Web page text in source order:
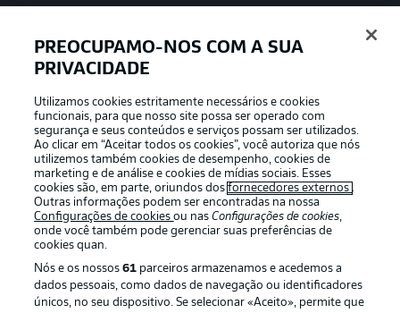
APLICATIVO DA BUNDESLIGA
Oferecido por
PREOCUPAMO-NOS COM A SUA
PRIVACIDADE
Utilizamos cookies estritamente necessários e cookies
funcionais, para que nosso site possa ser operado com
segurança e seus conteúdos e serviços possam ser utilizados.
Ao clicar em “Aceitar todos os cookies”, você autoriza que nós
utilizemos também cookies de desempenho, cookies de
marketing e de análise e cookies de mídias sociais. Esses
cookies são, em parte, oriundos dosfornecedores externos .
Outras informações podem ser encontradas na nossa
Configurações de cookiesou nasConfigurações de cookies,
onde você também pode gerenciar suas preferências de
cookies quan.
Nós e os nossos61 parceiros armazenamos e acedemos a
dados pessoais, como dados de navegação ou identificadores
únicos, no seu dispositivo. Se selecionar «Aceito», permite que